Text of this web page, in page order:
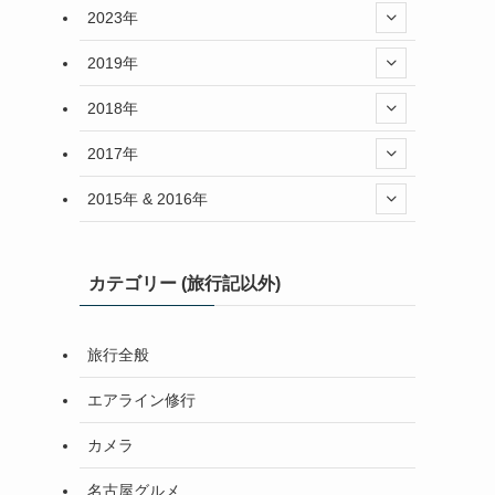
2023年
2019年
2018年
2017年
2015年 & 2016年
カテゴリー (旅行記以外)
旅行全般
エアライン修行
カメラ
名古屋グルメ